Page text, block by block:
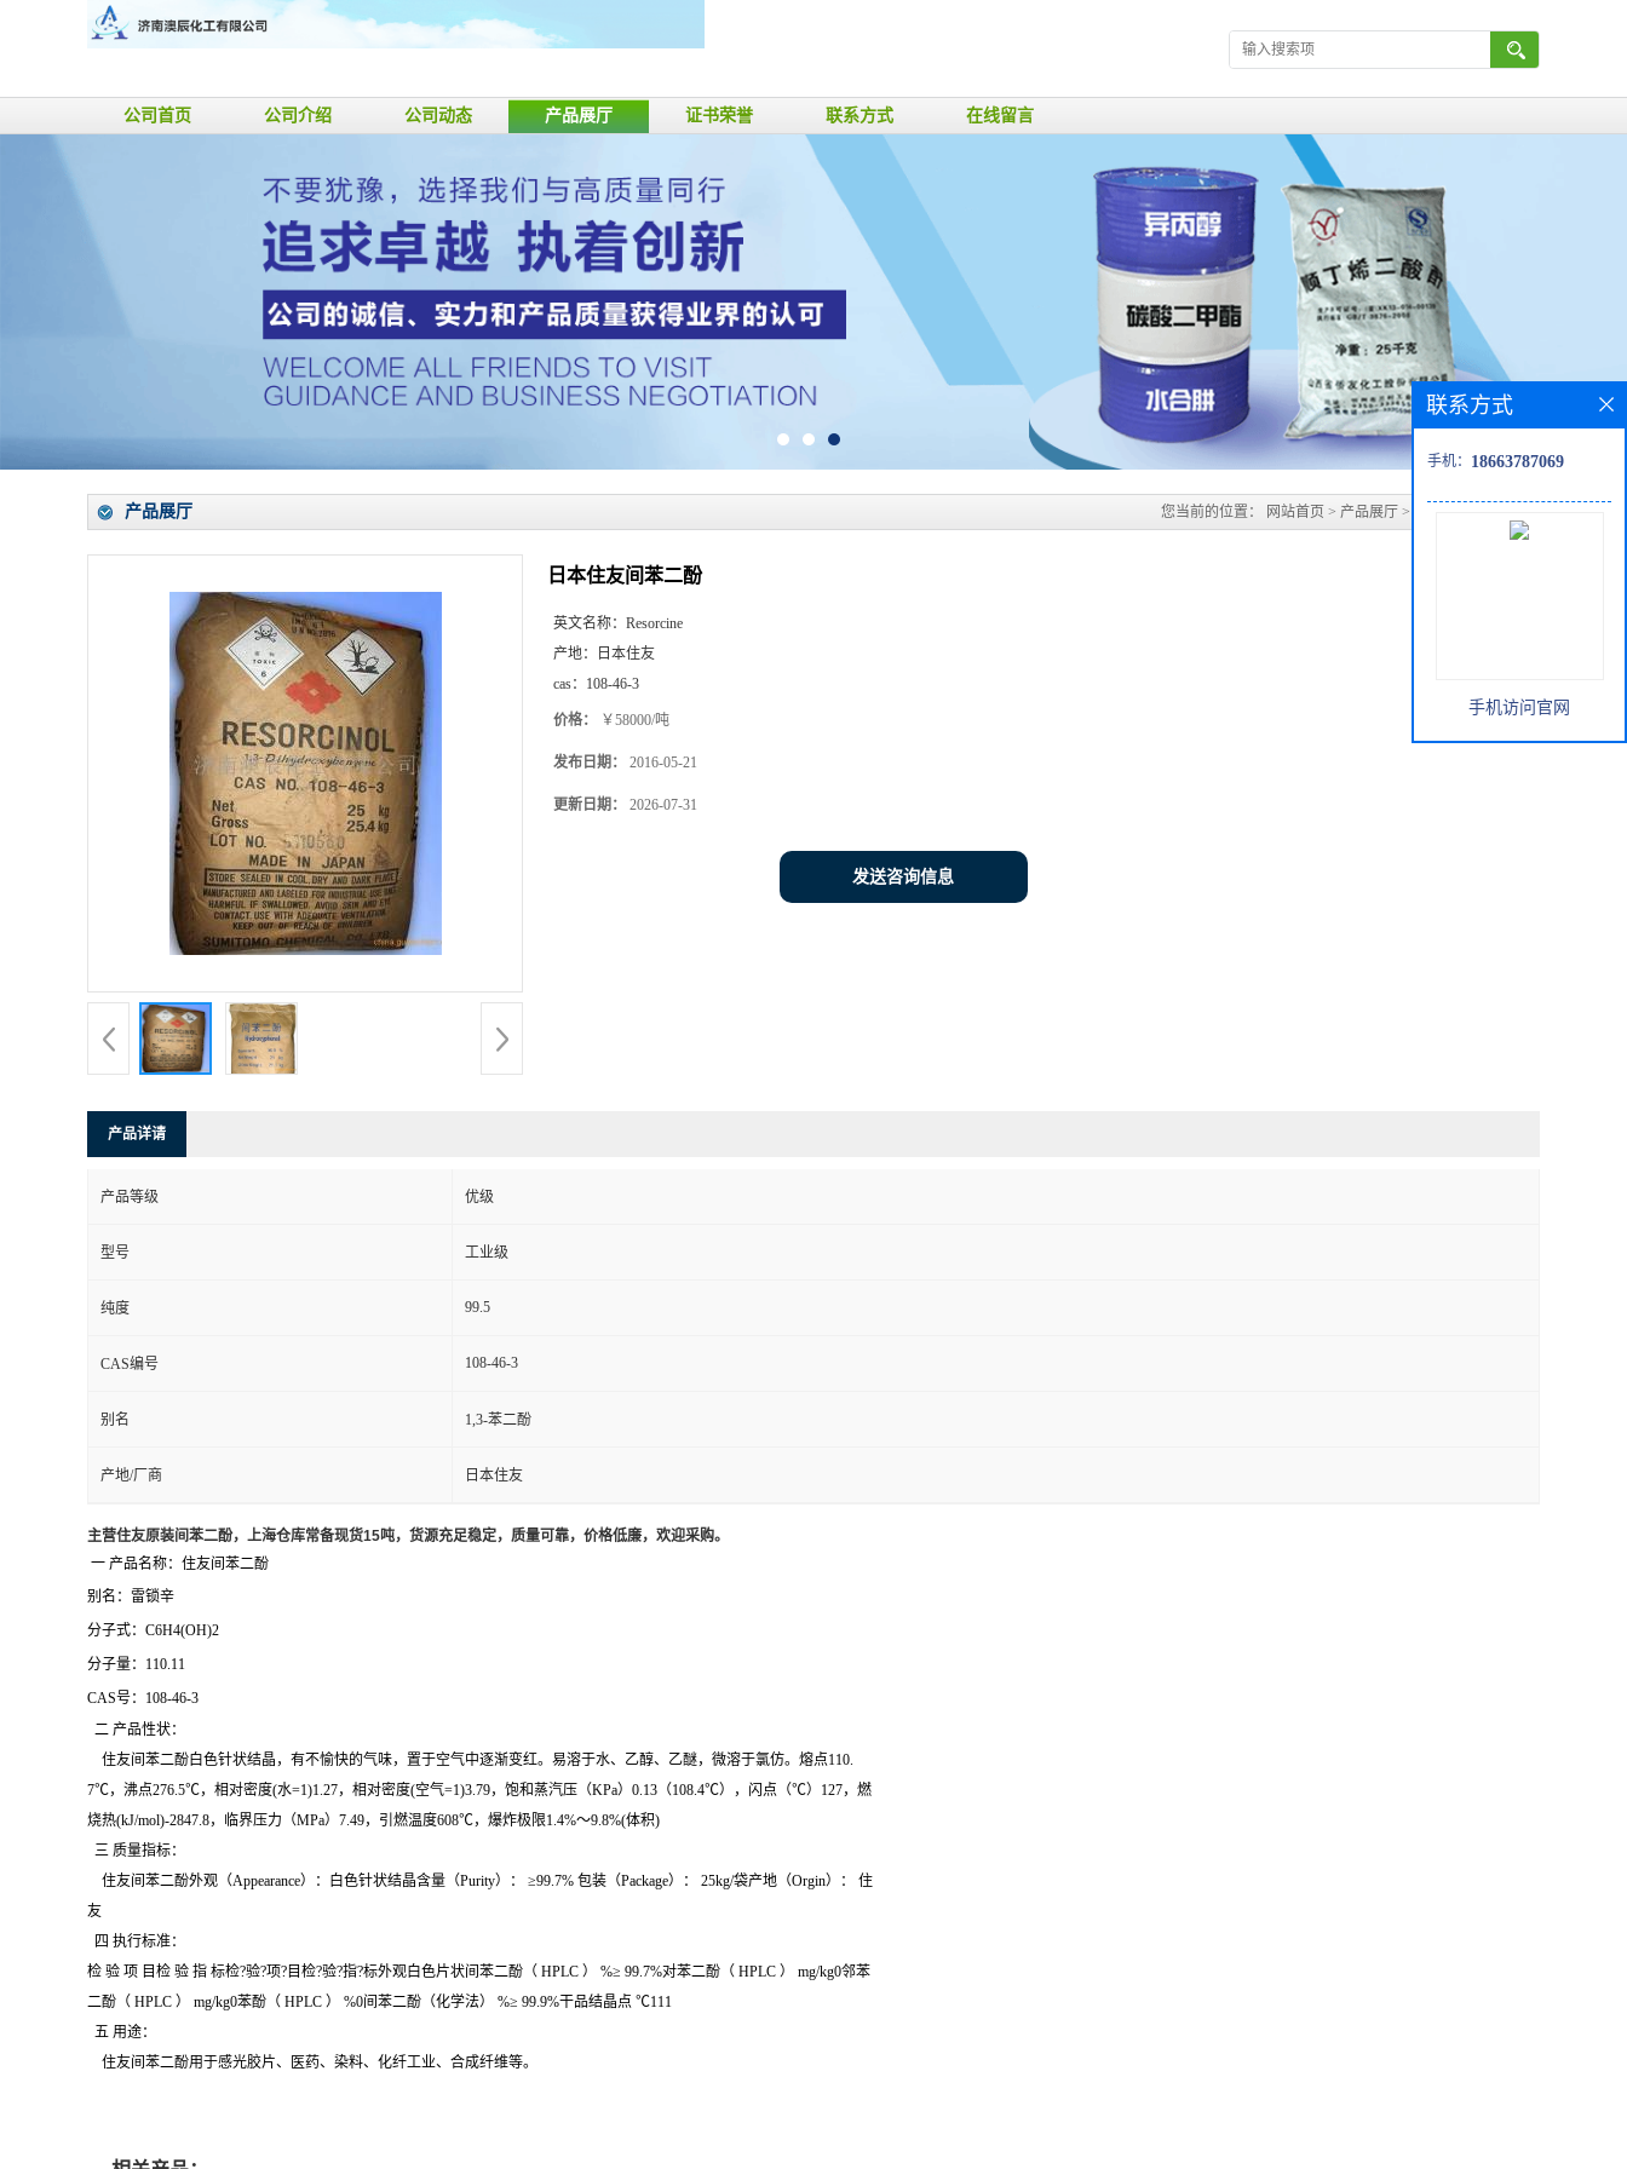
公司首页 公司介绍 公司动态 产品展厅 证书荣誉 联系方式 在线留言
产品展厅 您当前的位置： 网站首页 > 产品展厅 >
日本住友间苯二酚
英文名称： Resorcine
产地：
日本住友
cas： 108-46-3
价格： ￥58000/吨
发布日期： 2016-05-21
更新日期： 2026-07-31
发送咨询信息
产品详请
产品等级 优级
型号 工业级
纯度 99.5
CAS编号 108-46-3
别名 1,3-苯二酚
产地/厂商 日本住友
主营住友原装间苯二酚，上海仓库常备现货15吨，货源充足稳定，质量可靠，价格低廉，欢迎采购。
一 产品名称：住友间苯二酚
别名：雷锁辛
分子式： C6H4(OH)2
分子量： 110.11
CAS号： 108-46-3
二 产品性状：
住友间苯二酚白色针状结晶，有不愉快的气味，置于空气中逐渐变红。易溶于水、乙醇、乙醚，微溶于氯仿。熔点110.
7℃，沸点276.5℃，相对密度(水=1)1.27，相对密度(空气=1)3.79，饱和蒸汽压（KPa）0.13（108.4℃），闪点（℃）127，燃
烧热(kJ/mol)-2847.8，临界压力（MPa）7.49，引燃温度608℃，爆炸极限1.4%～9.8%(体积)
三 质量指标：
住友间苯二酚外观（Appearance）：白色针状结晶含量（Purity）： ≥99.7% 包装（Package）： 25kg/袋产地（Orgin）： 住
友
四 执行标准：
检 验 项 目检 验 指 标检?验?项?目检?验?指?标外观白色片状间苯二酚（ HPLC ） %≥ 99.7%对苯二酚（ HPLC ） mg/kg0邻苯
二酚（ HPLC ） mg/kg0苯酚（ HPLC ） %0间苯二酚（化学法） %≥ 99.9%干品结晶点 ℃111
五 用途：
住友间苯二酚用于感光胶片、医药、染料、化纤工业、合成纤维等。
联系方式
手机： 18663787069
手机访问官网